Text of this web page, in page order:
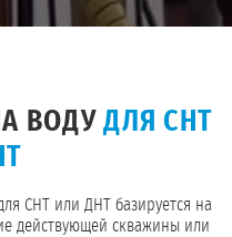
ВОДУДЛЯ СНТ
СНТ или ДНТ базируется на
действующей скважины или